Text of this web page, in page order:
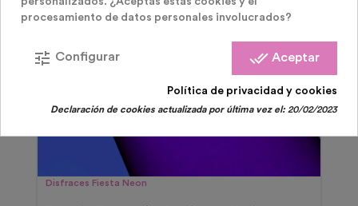
Disfraces Fiesta Neon
procesamiento de datos personales involucrados?
done_all Aceptar
tune Configurar
Política de privacidad y cookies
Declaración de cookies actualizada por última vez el:20/02/2023